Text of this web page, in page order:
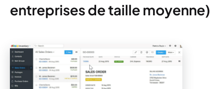
entreprises de taille moyenne)